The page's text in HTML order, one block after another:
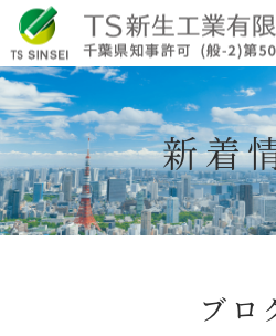
新着
ブロ